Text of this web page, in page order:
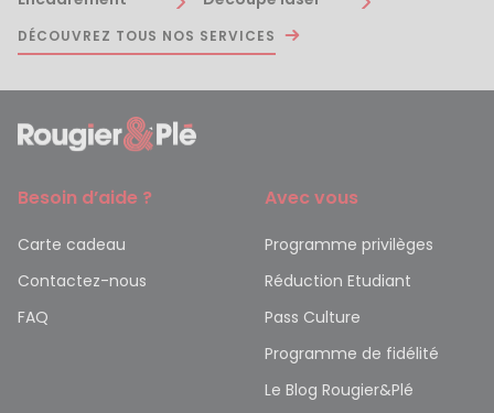
DÉCOUVREZ TOUS NOS SERVICES
Besoin d’aide ?
Carte cadeau
Contactez-nous
FAQ
Avec vous
Programme privilèges
Réduction Etudiant
Pass Culture
Programme de fidélité
Le Blog Rougier&Plé